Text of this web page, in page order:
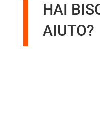
HAI
AIUTO?